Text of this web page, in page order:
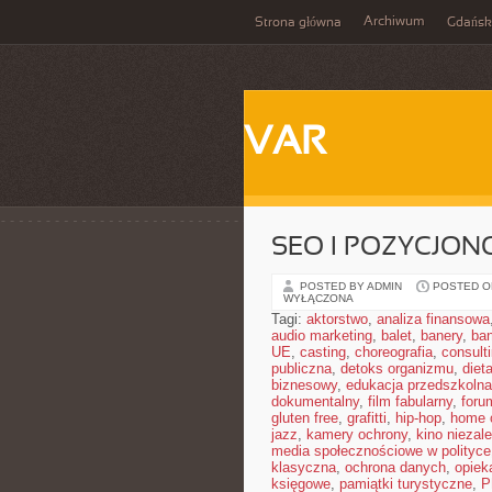
Strona główna Archiwum Gdańsk
VAR
SEO I
POSTED BY ADMIN POSTED
WYŁĄCZONA
Tagi: aktorstwo, analiza finansowa,
audio marketing, balet, banery,
UE, casting, choreografia,
publiczna, detoks organizmu,
biznesowy, edukacja przedszkolna
dokumentalny, film fabularny,
gluten free, grafitti, hip-hop, home
jazz, kamery ochrony, kino
media społecznościowe w polityce
klasyczna, ochrona danych,
księgowe, pamiątki turystyczne,